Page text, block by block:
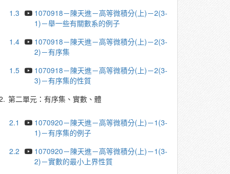
1.3
1070918－陳天進－高等微積分(上)－2(3-
1)－舉一些有關數系的例子
1.4
1070918－陳天進－高等微積分(上)－2(3-
2)－有序集
1.5
1070918－陳天進－高等微積分(上)－2(3-
3)－有序集的性質
第二單元：有序集、實數、體
2.1
1070920－陳天進－高等微積分(上)－1(3-
1)－有序集的例子
2.2
1070920－陳天進－高等微積分(上)－1(3-
2)－實數的最小上界性質